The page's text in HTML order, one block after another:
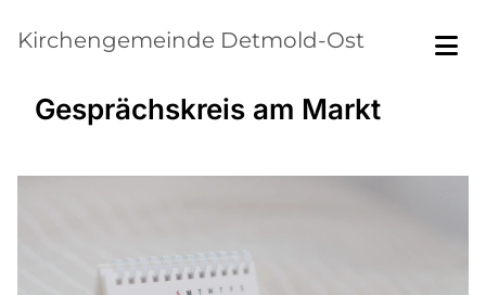
Kirchengemeinde Detmold-Ost
Gesprächskreis am Markt